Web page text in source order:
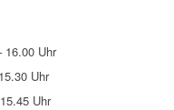
16.00 Uhr
Uhr
Uhr